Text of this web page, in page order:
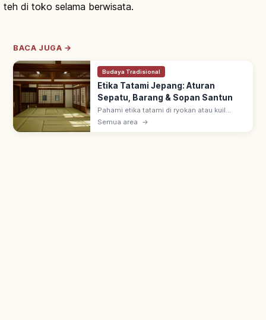
teh di toko selama berwisata.
BACA JUGA →
Budaya Tradisional
Etika Tatami Jepang: Aturan
Sepatu, Barang & Sopan Santun
Pahami etika tatami di ryokan atau kuil
Jepang, mulai dari aturan alas kaki, cara
Semua area →